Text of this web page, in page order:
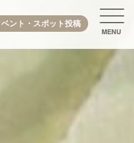
ント・スポット投稿